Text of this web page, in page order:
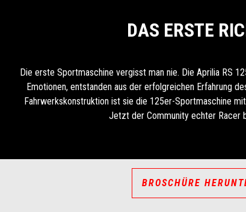
DAS ERSTE
Die erste Sportmaschine vergisst man nie. Die Aprilia RS
Emotionen, entstanden aus der erfolgreichen Erfahrung
Fahrwerkskonstruktion ist sie die 125er-Sportmaschine
Jetzt der Community echter Racer
BROSCHÜRE